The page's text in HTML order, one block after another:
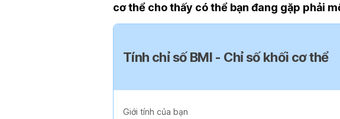
cơ thể cho thấy có thể bạn đang gặp phải
Tính chỉ số BMI - Chỉ số khối cơ thể
Giới tính của bạn